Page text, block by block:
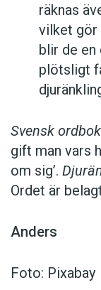
räknas
vilket gör
blir de en
plötsligt
Svensk ordbok
gift man vars
om sig’.
Ordet är
Anders
Foto: Pixabay